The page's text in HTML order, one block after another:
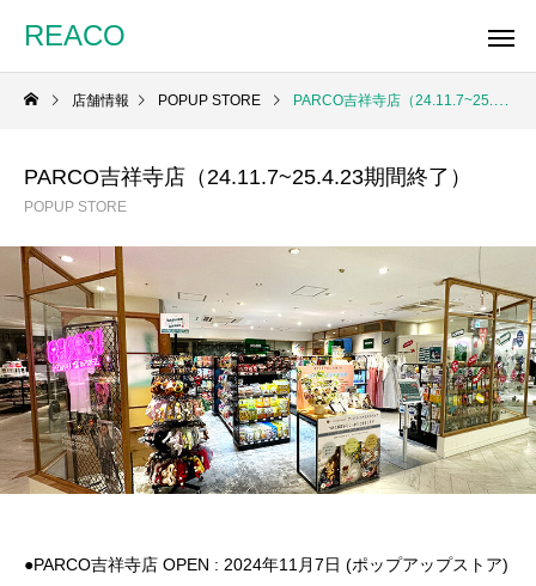
REACO
2025.04.21 2024.06.27
店舗情報 POPUP STORE PARCO吉祥寺店（24.11.7~25.4.23期間終了）
PARCO吉祥寺店（24.11.7~25.4.23期間終了）
POPUP STORE
●PARCO吉祥寺店 OPEN : 2024年11月7日 (ポップアップストア)